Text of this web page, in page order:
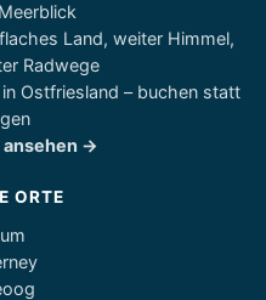
Land, weiter Himmel,
Radwege
Ostfriesland – buchen statt
ansehen →
ORTE